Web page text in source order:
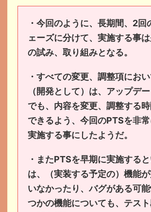
・今回のように、長期間、2回
ェーズに分けて、実施する事
の試み、取り組みとなる。
・すべての変更、調整項にお
（開発として）は、アップデ
でも、内容を変更、調整する
できるよう、今回のPTSを非
実施する事にしたようだ。
・またPTSを早期に実施する
は、（実装する予定の）機能
いなかったり、バグがある可能
つかの機能についても、テス